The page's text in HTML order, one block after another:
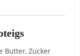
Butter, Zucker